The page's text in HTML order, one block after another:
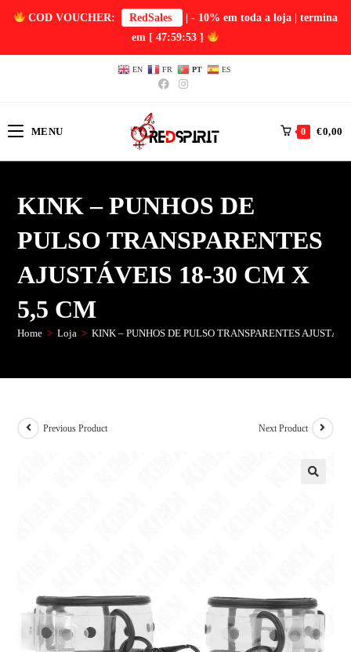
COD VOUCHER: RedSales
| - 10% em toda a loja | termina
em [ 47:59:52 ]
EN FR PT ES
MENU 0 €0,00
KINK – PUNHOS DE
PULSO TRANSPARENTES
AJUSTÁVEIS 18-30 CM X
5,5 CM
Home > Loja > KINK – PUNHOS DE PULSO TRANSPARENTES
Previous Product Next Product